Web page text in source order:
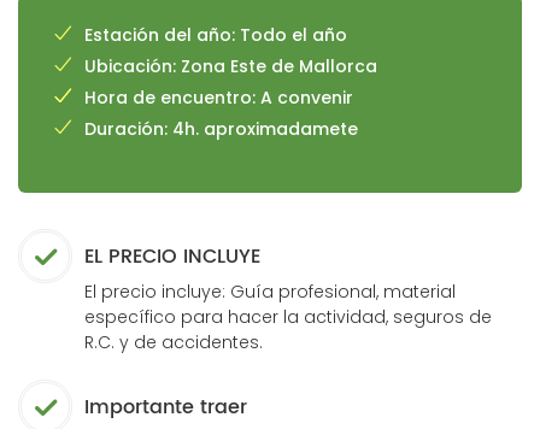
Estación del año: Todo el año
Ubicación: Zona Este de Mallorca
Hora de encuentro: A convenir
Duración: 4h. aproximadamete
EL PRECIO INCLUYE
El precio incluye: Guía profesional, material
específico para hacer la actividad, seguros de
R.C. y de accidentes.
Importante traer